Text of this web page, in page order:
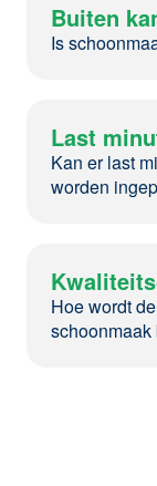
Buiten
Is
Last
Kan er last
worden
Hoe wordt
schoonmaak